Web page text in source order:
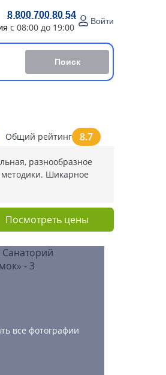
8 800 700 80 54
с 08:00 до 19:00
Войти
Поиск
Общий рейтинг 8.7
разнообразное
Шикарное
Посмотреть цены
все фотографии